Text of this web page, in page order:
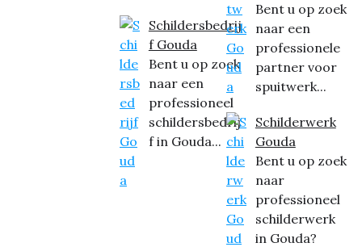
Schildersbedrij
f Gouda
Bent u op zoek
naar een
professioneel
schildersbedrij
f in Gouda...
Bent u op zoek
naar een
professionele
partner voor
spuitwerk...
Schilderwerk
Gouda
Bent u op zoek
naar
professioneel
schilderwerk
in Gouda?